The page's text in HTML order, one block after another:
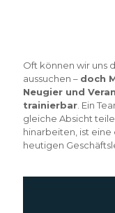
Oft können wir uns
aussuchen – doch
Neugier und
trainierbar . Ein
gleiche Absicht
hinarbeiten, ist
heutigen